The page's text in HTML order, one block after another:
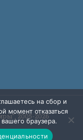
2005-2026
на сбор и
момент отказаться
браузера.